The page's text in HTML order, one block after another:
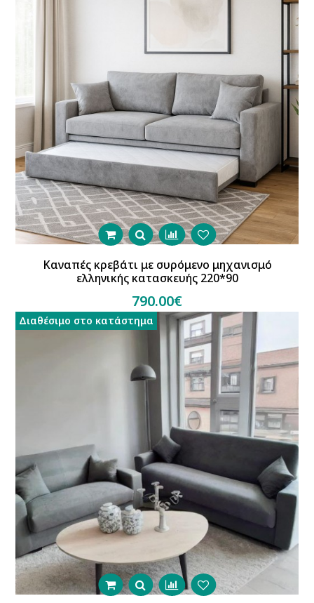
Καναπές κρεβάτι με συρόμενο μηχανισμό
ελληνικής κατασκευής 220*90
790.00€
Διαθέσιμο στο κατάστημα